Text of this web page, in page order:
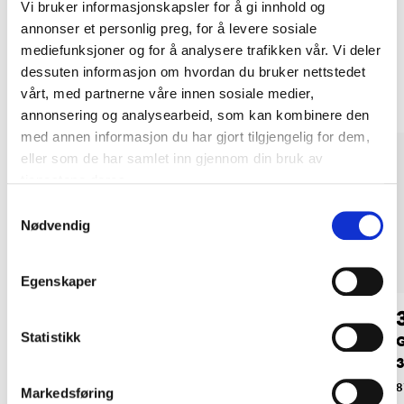
Vi bruker informasjonskapsler for å gi innhold og
annonser et personlig preg, for å levere sosiale
mediefunksjoner og for å analysere trafikken vår. Vi deler
dessuten informasjon om hvordan du bruker nettstedet
vårt, med partnerne våre innen sosiale medier,
annonsering og analysearbeid, som kan kombinere den
med annen informasjon du har gjort tilgjengelig for dem,
eller som de har samlet inn gjennom din bruk av
Nødvendig
Egenskaper
Statistikk
Markedsføring
Andre kunder har også kjøpt
Skolisser, svart, 240
40-184